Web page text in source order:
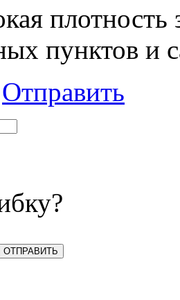
плотность
пунктов и
Отправить